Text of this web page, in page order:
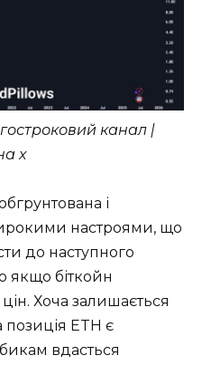
канал |
x
і
настроями, що
до наступного
якщо біткойн
Хоча залишається
позиція ETH є
вдасться